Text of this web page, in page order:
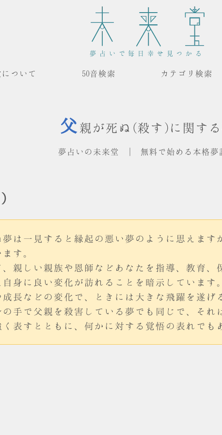
夢占いで毎日幸せ見つかる
ついて 50音検索 カテゴリ検索
父 親が死ぬ(殺す)に関す
夢占いの未来堂 | 無料で始める本格夢
夢は一見すると縁起の悪い夢のように思えます
す。
親しい親族や恩師などあなたを指導、教育、
身に良い変化が訪れることを暗示しています。
長などの変化で、ときには大きな飛躍を遂げ
の手で父親を殺害している夢でも同じで、それ
表すとともに、何かに対する覚悟の表れでも